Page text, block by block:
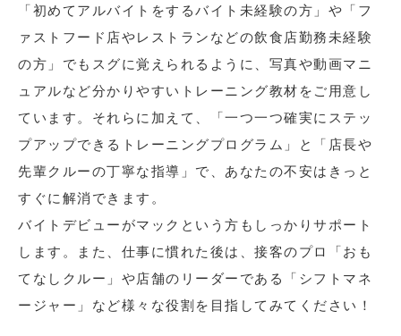
「初めてアルバイトをするバイト未経験の方」や「フ
ァストフード店やレストランなどの飲食店勤務未経験
の方」でもスグに覚えられるように、写真や動画マニ
ュアルなど分かりやすいトレーニング教材をご用意し
ています。それらに加えて、「一つ一つ確実にステッ
プアップできるトレーニングプログラム」と「店長や
先輩クルーの丁寧な指導」で、あなたの不安はきっと
すぐに解消できます。
バイトデビューがマックという方もしっかりサポート
します。また、仕事に慣れた後は、接客のプロ「おも
てなしクルー」や店舗のリーダーである「シフトマネ
ージャー」など様々な役割を目指してみてください！